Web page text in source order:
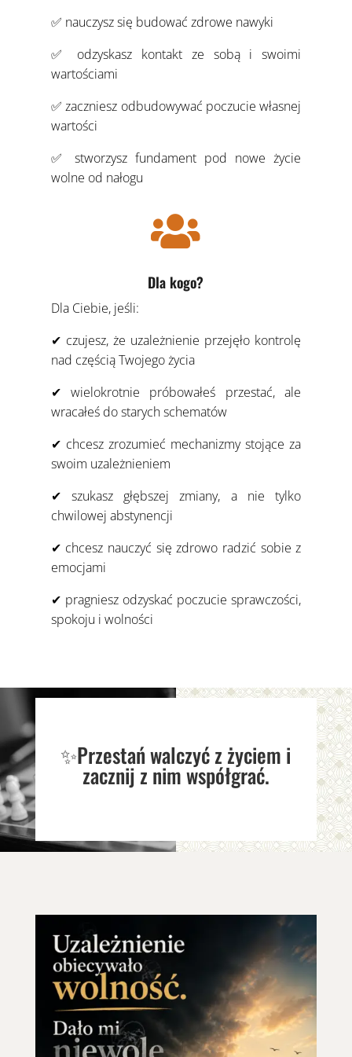
✅ nauczysz się budować zdrowe nawyki
✅ odzyskasz kontakt ze sobą i swoimi
wartościami
✅ zaczniesz odbudowywać poczucie własnej
wartości
✅ stworzysz fundament pod nowe życie
wolne od nałogu

Dla kogo?
Dla Ciebie, jeśli:
✔ czujesz, że uzależnienie przejęło kontrolę
nad częścią Twojego życia
✔ wielokrotnie próbowałeś przestać, ale
wracałeś do starych schematów
✔ chcesz zrozumieć mechanizmy stojące za
swoim uzależnieniem
✔ szukasz głębszej zmiany, a nie tylko
chwilowej abstynencji
✔ chcesz nauczyć się zdrowo radzić sobie z
emocjami
✔ pragniesz odzyskać poczucie sprawczości,
spokoju i wolności
✨Przestań walczyć z życiem i
zacznij z nim współgrać.